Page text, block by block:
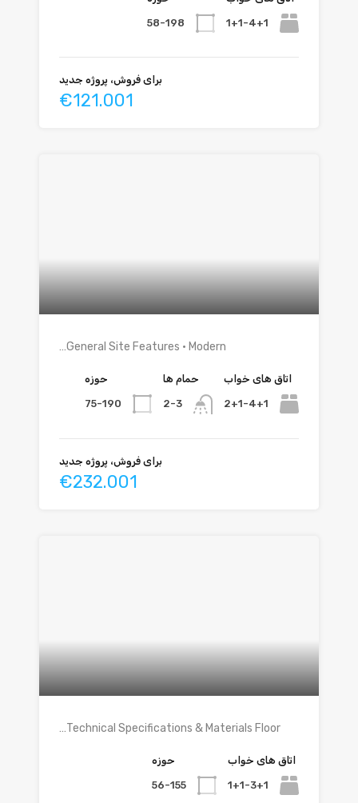
1+1-4+1
58-198
برای فروش، پروژه جدید
€121.001
General Site Features • Modern…
اتاق های خواب
2+1-4+1
حمام ها
2-3
حوزه
75-190
برای فروش، پروژه جدید
€232.001
Technical Specifications & Materials Floor…
اتاق های خواب
1+1-3+1
حوزه
56-155